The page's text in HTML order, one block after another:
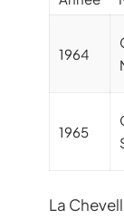
1964
1965
La